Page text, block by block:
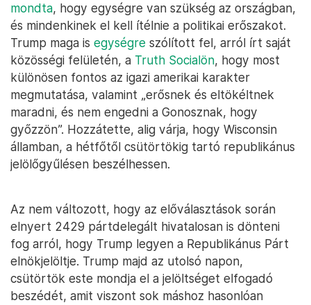
mondta, hogy egységre van szükség az országban,
és mindenkinek el kell ítélnie a politikai erőszakot.
Trump maga is egységre szólított fel, arról írt saját
közösségi felületén, a Truth Socialön, hogy most
különösen fontos az igazi amerikai karakter
megmutatása, valamint „erősnek és eltökéltnek
maradni, és nem engedni a Gonosznak, hogy
győzzön”. Hozzátette, alig várja, hogy Wisconsin
államban, a hétfőtől csütörtökig tartó republikánus
jelölőgyűlésen beszélhessen.
Az nem változott, hogy az előválasztások során
elnyert 2429 pártdelegált hivatalosan is dönteni
fog arról, hogy Trump legyen a Republikánus Párt
elnökjelöltje. Trump majd az utolsó napon,
csütörtök este mondja el a jelöltséget elfogadó
beszédét, amit viszont sok máshoz hasonlóan